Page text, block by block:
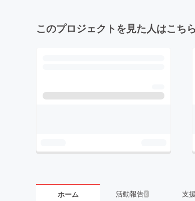
このプロジェクトを見た人はこち
ホーム 活動報告6 支